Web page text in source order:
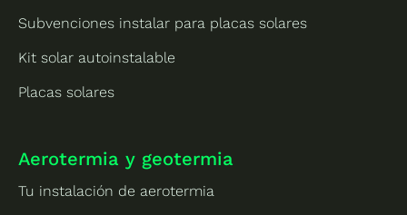
Subvenciones instalar para placas solares
Kit solar autoinstalable
Placas solares
Aerotermia y geotermia
Tu instalación de aerotermia